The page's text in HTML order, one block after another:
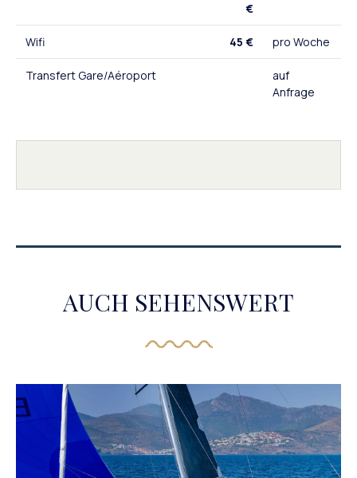
€
Wifi 45 € pro Woche
Transfert Gare/Aéroport
auf
Anfrage
AUCH SEHENSWERT